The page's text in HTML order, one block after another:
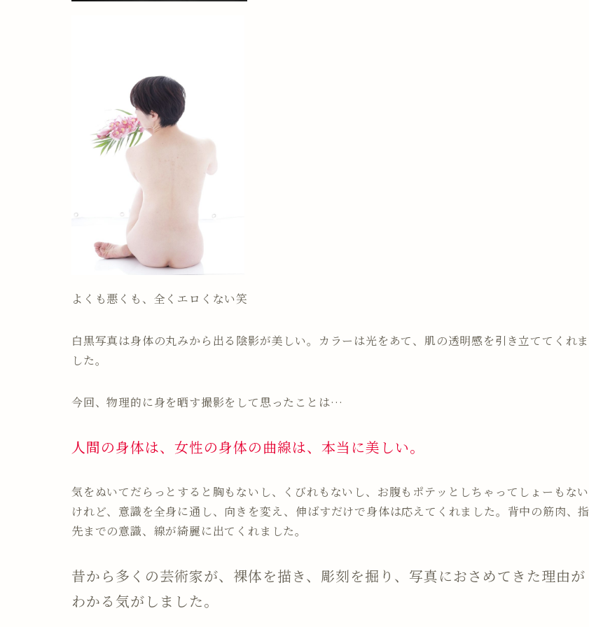
よくも悪くも、全くエロくない笑
白黒写真は身体の丸みから出る陰影が美しい。カラーは光をあて、肌の透明感を引き立ててくれま
した。
今回、物理的に身を晒す撮影をして思ったことは…
人間の身体は、女性の身体の曲線は、本当に美しい。
気をぬいてだらっとすると胸もないし、くびれもないし、お腹もポテッとしちゃってしょーもない
けれど、意識を全身に通し、向きを変え、伸ばすだけで身体は応えてくれました。背中の筋肉、指
先までの意識、線が綺麗に出てくれました。
昔から多くの芸術家が、裸体を描き、彫刻を掘り、写真におさめてきた理由が
わかる気がしました。